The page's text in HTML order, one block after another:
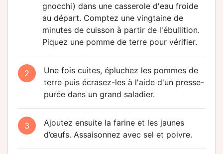
gnocchi) dans une casserole d'eau froide
au départ. Comptez une vingtaine de
minutes de cuisson à partir de l'ébullition.
Piquez une pomme de terre pour vérifier.
2
Une fois cuites, épluchez les pommes de
terre puis écrasez-les à l'aide d'un presse-
purée dans un grand saladier.
3
Ajoutez ensuite la farine et les jaunes
d’œufs. Assaisonnez avec sel et poivre.